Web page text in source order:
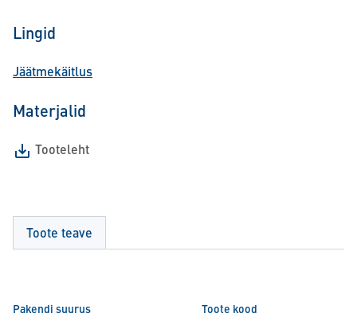
Lingid
Jäätmekäitlus
Materjalid
Tooteleht
Toote teave
Pakendi suurus Toote kood